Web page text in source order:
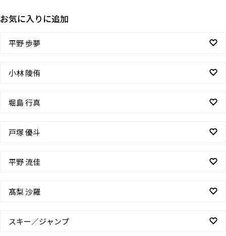
お気に入りに追加
平野 歩夢
小林 陵侑
堀島 行真
戸塚 優斗
平野 流佳
髙梨 沙羅
スキー／ジャンプ